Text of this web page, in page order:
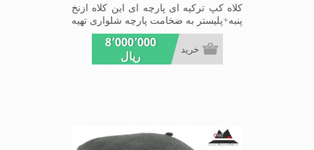
کلاه کپ ترکیه ای پارچه ای این کلاه ازنخ
پنبه+پلیستر به ضخامت پارچه شلواری تهیه
شده است شیک ومناسب افرادخوش پوش
جنس عالی,دوخت مناسب,سبکی,خوش
فرمی ازدیگرخصوصیات این کلاه می
8٬000٬000
ریال
خرید